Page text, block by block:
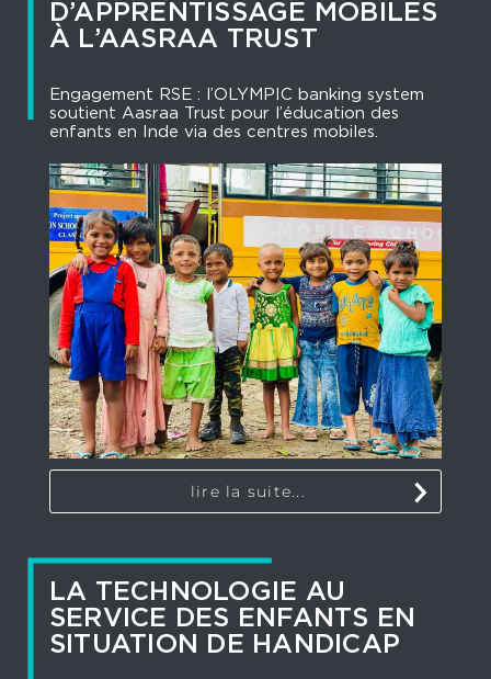
D’APPRENTISSAGE MOBILES
À L’AASRAA TRUST
Engagement RSE : l’OLYMPIC banking system
soutient Aasraa Trust pour l’éducation des
enfants en Inde via des centres mobiles.
lire la suite...
LA TECHNOLOGIE AU
SERVICE DES ENFANTS EN
SITUATION DE HANDICAP